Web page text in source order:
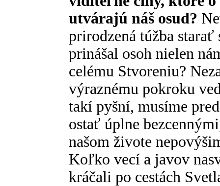
utvárajú náš osud?
prirodzená túžba
prinášal osoh nielen
celému Stvoreniu?
výraznému pokroku
takí pyšní, musíme
ostať úplne
našom živote
Koľko vecí a javov
kráčali po cestách